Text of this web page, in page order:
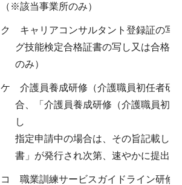
（※該当事業所のみ）
ク キャリアコンサルタント登録証の写
グ技能検定合格証書の写し又は合格
のみ）
ケ 介護員養成研修（介護職員初任者研
合、「介護員養成研修（介護職員初
し
指定申請中の場合は、その旨記載し
書」が発行され次第、速やかに提出。
コ 職業訓練サービスガイドライン研修